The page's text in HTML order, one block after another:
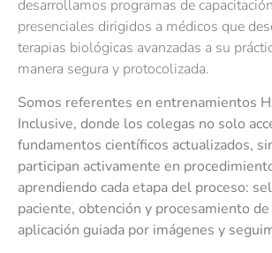
desarrollamos programas de
presenciales dirigidos a médicos que
terapias biológicas avanzadas a su
manera segura y protocolizada.
Somos referentes en entrenamientos
Inclusive, donde los colegas no solo
fundamentos científicos actualizados,
participan activamente en
aprendiendo cada etapa del proceso:
paciente, obtención y procesamiento
aplicación guiada por imágenes y